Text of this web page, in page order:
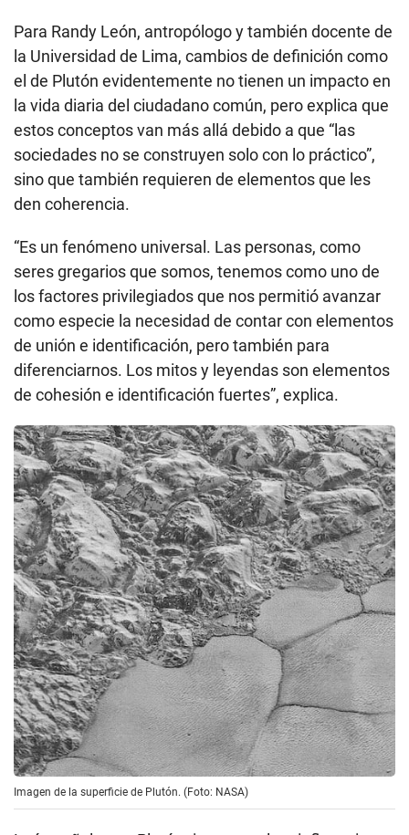
Para Randy León, antropólogo y también docente de
la Universidad de Lima, cambios de definición como
el de Plutón evidentemente no tienen un impacto en
la vida diaria del ciudadano común, pero explica que
estos conceptos van más allá debido a que “las
sociedades no se construyen solo con lo práctico”,
sino que también requieren de elementos que les
den coherencia.
“Es un fenómeno universal. Las personas, como
seres gregarios que somos, tenemos como uno de
los factores privilegiados que nos permitió avanzar
como especie la necesidad de contar con elementos
de unión e identificación, pero también para
diferenciarnos. Los mitos y leyendas son elementos
de cohesión e identificación fuertes”, explica.
Imagen de la superficie de Plutón. (Foto: NASA)